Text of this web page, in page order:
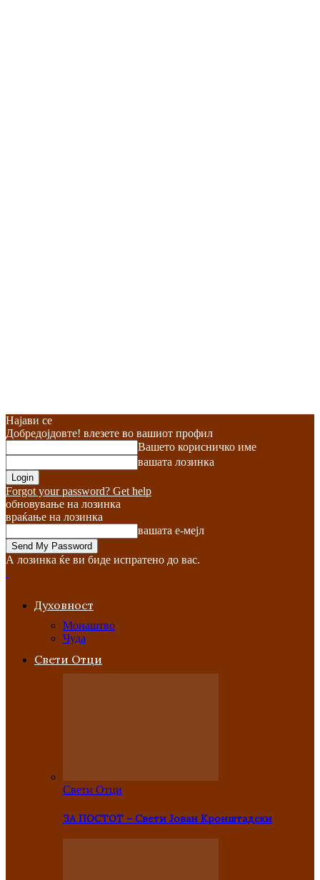
Најави се
Добредојдовте! влезете во вашиот профил
Вашето корисничко име
вашата лозинка
Forgot your password? Get help
обновување на лозинка
враќање на лозинка
вашата е-мејл
А лозинка ќе ви биде испратено до вас.
Духовност
Монаштво
Чуда
Свети Отци
Свети Отци
ЗА ПОСТОТ – Свети Јован Кронштадски